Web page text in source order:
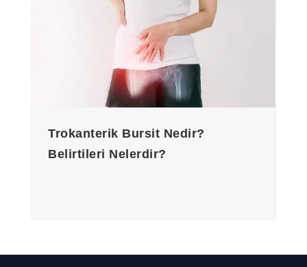
Trokanterik Bursit Nedir?
Belirtileri Nelerdir?